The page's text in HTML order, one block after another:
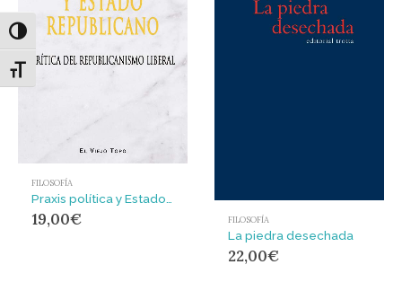
Alternar alto contraste
Alternar tamaño de letra
FILOSOFÍA
19,00€ FILOSOFÍA
La piedra desechada
22,00€